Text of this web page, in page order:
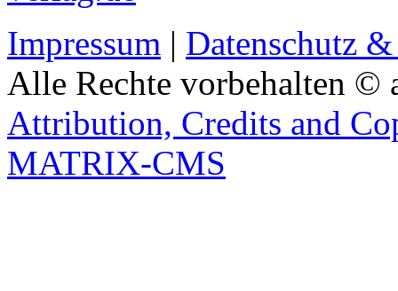
Impressum | Datenschutz
Alle Rechte vorbehalten ©
Attribution, Credits and
MATRIX-CMS